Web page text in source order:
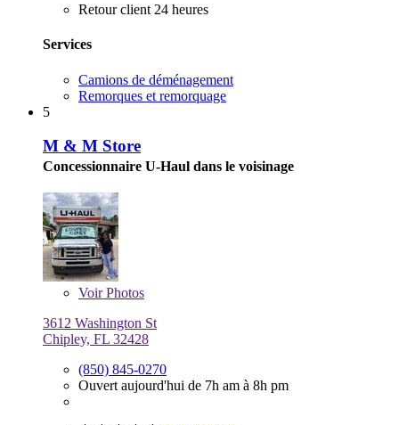
Retour client 24 heures
Services
Camions de déménagement
Remorques et remorquage
5
M & M Store
Concessionnaire U-Haul dans le voisinage
VoirPhotos
3612 Washington St
Chipley, FL 32428
(850) 845-0270
Ouvert aujourd'hui de 7h am à 8h pm